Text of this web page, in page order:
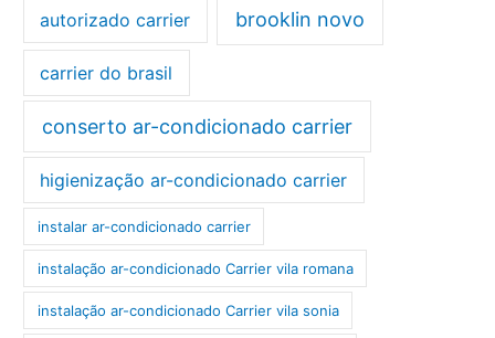
autorizado carrier brooklin novo
carrier do brasil
conserto ar-condicionado carrier
higienização ar-condicionado carrier
instalar ar-condicionado carrier
instalação ar-condicionado Carrier vila romana
instalação ar-condicionado Carrier vila sonia